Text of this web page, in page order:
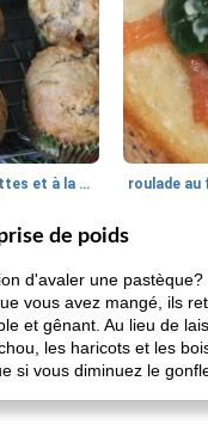
Muffins géants aux carottes et à la banane de Nif roulade au
de poids
d'avaler une
vous avez mangé, ils
et gênant. Au lieu de
les haricots et les
si vous diminuez le